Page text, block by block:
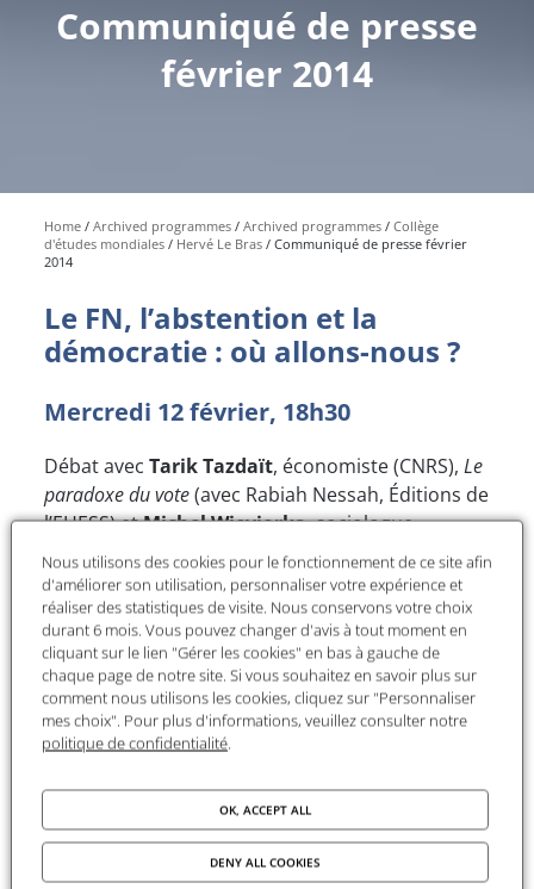
Communiqué de presse
février 2014
Home Archived programmes Archived programmes
Collège
d'études mondiales
Hervé Le Bras
Communiqué de presse février
2014
Le FN, l’abstention et la
démocratie : où allons-nous ?
Mercredi 12 février, 18h30
Débat avec Tarik Tazdaït, économiste (CNRS), Le
paradoxe du vote(avec Rabiah Nessah, Éditions de
l’EHESS) etMichel Wieviorka, sociologue
(administrateur de la Fondation MSH, directeur
d’études EHESS),Le Front national, entre
extrémisme, populisme et démocratie(Éditions de la
MSH), modéré parHervé Le Bras(démographe,
directeur d'études EHESS/Collège d’études
mondiales)
Pour en savoir plus :
Colloque
international
: Figurer l'exil
Nous utilisons des cookies pour le fonctionnement de ce site afin
d'améliorer son utilisation, personnaliser votre expérience et
réaliser des statistiques de visite. Nous conservons votre choix
durant 6 mois. Vous pouvez changer d'avis à tout moment en
cliquant sur le lien "Gérer les cookies" en bas à gauche de
chaque page de notre site. Si vous souhaitez en savoir plus sur
comment nous utilisons les cookies, cliquez sur "Personnaliser
mes choix". Pour plus d'informations, veuillez consulter notre
politique de confidentialité.
OK, ACCEPT ALL
DENY ALL COOKIES